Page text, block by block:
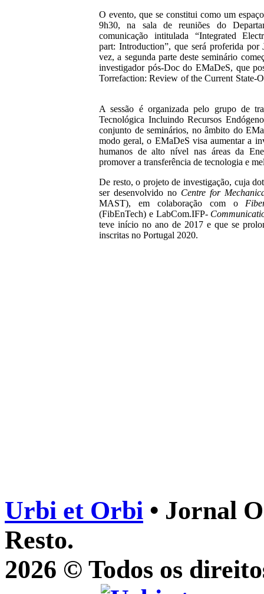
O evento, que se constitui como um
9h30, na sala de reuniões do
comunicação intitulada “Integrated
part: Introduction”, que será proferida
vez, a segunda parte deste seminário
investigador pós-Doc do EMaDeS, que
Torrefaction: Review of the Current
A sessão é organizada pelo grupo de
Tecnológica Incluindo Recursos
conjunto de seminários, no âmbito do
modo geral, o EMaDeS visa aumentar a
humanos de alto nível nas áreas da
promover a transferência de tecnologia e
De resto, o projeto de investigação, cuja
ser desenvolvido no Centre for
MAST), em colaboração com o
(FibEnTech) e LabCom.IFP-
teve início no ano de 2017 e que se
inscritas no Portugal 2020.
Urbi et Orbi • Jornal
Resto.
2026 © Todos os